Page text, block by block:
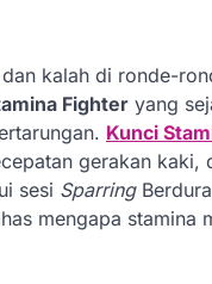
kalah di ronde-
Fighter yang
Kunci
gerakan kaki,
sesi Sparring
mengapa stamina